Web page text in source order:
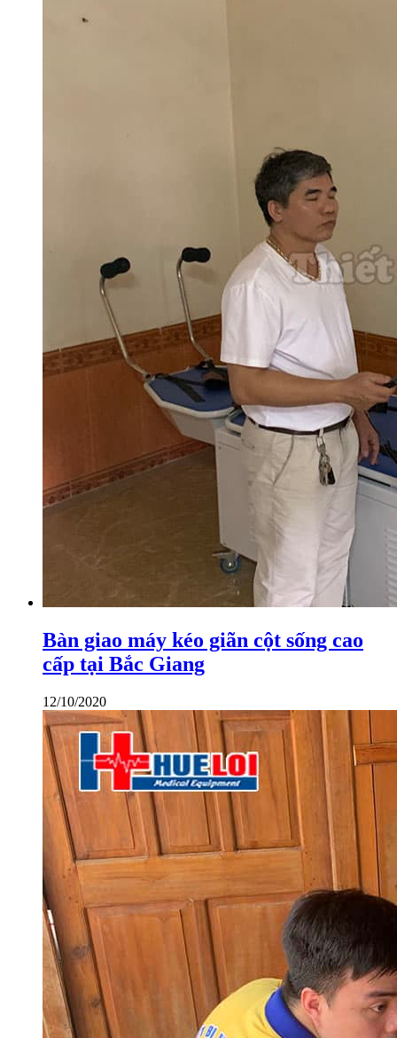
Bàn giao máy kéo giãn cột sống cao
cấp tại Bắc Giang
12/10/2020